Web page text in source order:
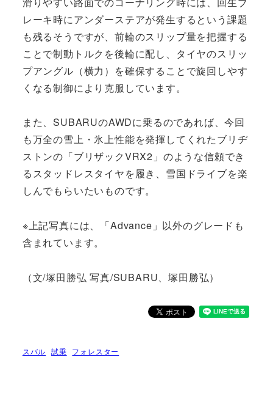
レーキ時にアンダーステアが発生するという課題
も残るそうですが、前輪のスリップ量を把握する
ことで制動トルクを後輪に配し、タイヤのスリッ
プアングル（横力）を確保することで旋回しやす
くなる制御により克服しています。
また、SUBARUのAWDに乗るのであれば、今回
も万全の雪上・氷上性能を発揮してくれたブリヂ
ストンの「ブリザックVRX2」のような信頼でき
るスタッドレスタイヤを履き、雪国ドライブを楽
しんでもらいたいものです。
※上記写真には、「Advance」以外のグレードも
含まれています。
（文/塚田勝弘 写真/SUBARU、塚田勝弘）
スバル 試乗 フォレスター